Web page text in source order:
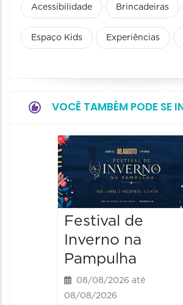
Acessibilidade Brincadeiras
Espaço Kids Experiências
VOCÊ TAMBÉM PODE SE
Festival de
Inverno na
Pampulha
08/08/2026 até
08/08/2026